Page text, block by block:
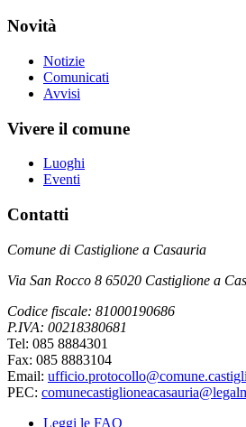
Novità
Notizie
Comunicati
Avvisi
Vivere il comune
Luoghi
Eventi
Contatti
Comune di Castiglione a Casauria
Via San Rocco 8 65020 Castiglione a
Codice fiscale: 81000190686
P.IVA: 00218380681
Tel: 085 8884301
Fax: 085 8883104
Email:
PEC:
Leggi le FAQ